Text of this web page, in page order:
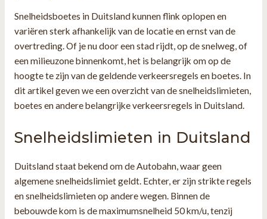
Snelheidsboetes in Duitsland kunnen flink oplopen en
variëren sterk afhankelijk van de locatie en ernst van de
overtreding. Of je nu door een stad rijdt, op de snelweg, of
een milieuzone binnenkomt, het is belangrijk om op de
hoogte te zijn van de geldende verkeersregels en boetes. In
dit artikel geven we een overzicht van de snelheidslimieten,
boetes en andere belangrijke verkeersregels in Duitsland.
Snelheidslimieten in Duitsland
Duitsland staat bekend om de Autobahn, waar geen
algemene snelheidslimiet geldt. Echter, er zijn strikte regels
en snelheidslimieten op andere wegen. Binnen de
bebouwde kom is de maximumsnelheid 50 km/u, tenzij